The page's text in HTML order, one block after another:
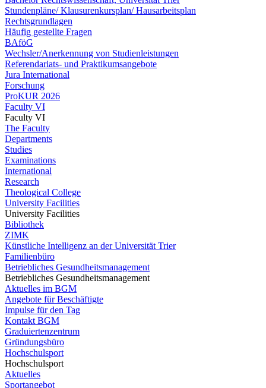
Stundenpläne/ Klausurenkursplan/ Hausarbeitsplan
Rechtsgrundlagen
Häufig gestellte Fragen
BAföG
Wechsler/Anerkennung von Studienleistungen
Referendariats- und Praktikumsangebote
Jura International
Forschung
ProKUR 2026
Faculty VI
Faculty VI
The Faculty
Departments
Studies
Examinations
International
Research
Theological College
University Facilities
University Facilities
Bibliothek
ZIMK
Künstliche Intelligenz an der Universität Trier
Familienbüro
Betriebliches Gesundheitsmanagement
Betriebliches Gesundheitsmanagement
Aktuelles im BGM
Angebote für Beschäftigte
Impulse für den Tag
Kontakt BGM
Graduiertenzentrum
Gründungsbüro
Hochschulsport
Hochschulsport
Aktuelles
Sportangebot